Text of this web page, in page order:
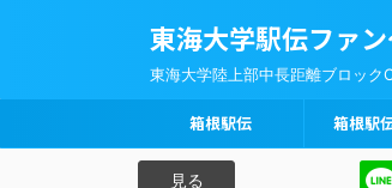
東海大学駅伝ファ
東海大学陸上部中長距離ブロック
箱根駅伝 箱根駅
見る